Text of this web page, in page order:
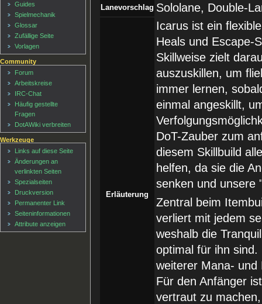
Lanevorschlag Sololane, Double-
Erläuterung
Icarus ist ein
Heals und Escape-
Skillweise zielt
auszuskillen, um
immer lernen,
einmal angeskillt,
DoT-Zauber zum
diesem Skillbuild
helfen, da sie die
senken und unsere
Zentral beim
verliert mit jedem
weshalb die
optimal für ihn
weiterer Mana- und
Für den Anfänger
vertraut zu
Guides
Spielmechanik
Glossar
Zufällige Seite
Vorlagen
Community
Forum
Arbeitskreise
IRC-Chat
Häufig gestellte
Fragen
DotAWiki verbreiten
Werkzeuge
Links auf diese Seite
Änderungen an
verlinkten Seiten
Spezialseiten
Druckversion
Permanenter Link
Seiten­informationen
Attribute anzeigen